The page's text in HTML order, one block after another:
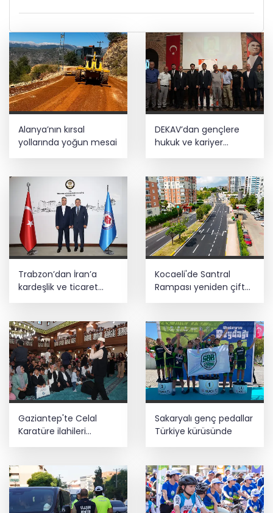
Alanya’nın kırsal
yollarında yoğun mesai
DEKAV’dan gençlere
hukuk ve kariyer
buluşması
Trabzon’dan İran’a
kardeşlik ve ticaret
Kocaeli'de Santral
Rampası yeniden çift
Gaziantep'te Celal
Karatüre ilahileri
Sakaryalı genç pedallar
Türkiye kürüsünde